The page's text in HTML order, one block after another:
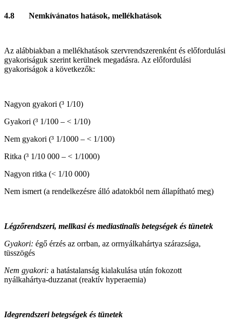
4.8 Nemkívánatos hatások, mellékhatások
Az alábbiakban a mellékhatások szervrendszerenként és előfordulási
gyakoriságuk szerint kerülnek megadásra. Az előfordulási
gyakoriságok a következők:
Nagyon gyakori (³ 1/10)
Gyakori (³ 1/100 – < 1/10)
Nem gyakori (³ 1/1000 – < 1/100)
Ritka (³ 1/10 000 – < 1/1000)
Nagyon ritka (< 1/10 000)
Nem ismert (a rendelkezésre álló adatokból nem állapítható meg)
Légzőrendszeri, mellkasi és mediastinalis betegségek és tünetek
Gyakori: égő érzés az orrban, az orrnyálkahártya szárazsága,
tüsszögés
Nem gyakori: a hatástalanság kialakulása után fokozott
nyálkahártya‑duzzanat (reaktív hyperaemia)
Idegrendszeri betegségek és tünetek